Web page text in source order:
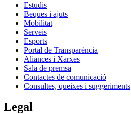
Estudis
Beques i ajuts
Mobilitat
Serveis
Esports
Portal de Transparència
Aliances i Xarxes
Sala de premsa
Contactes de comunicació
Consultes, queixes i suggeriments
Legal